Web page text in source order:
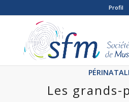
Profil
Les grands-